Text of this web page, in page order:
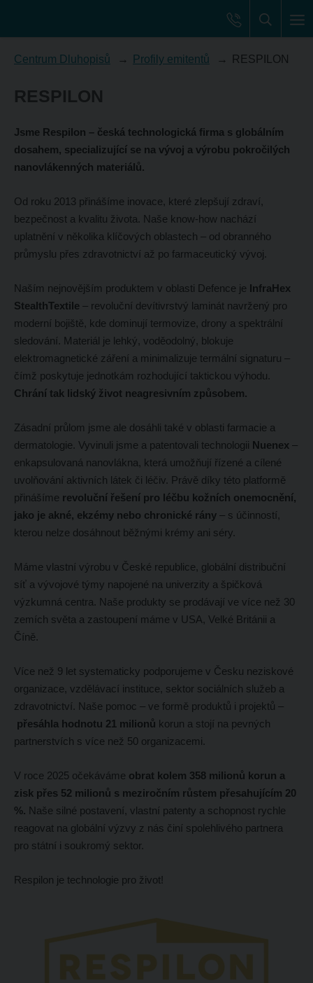
Centrum Dluhopisů Profily emitentů RESPILON
RESPILON
Jsme Respilon – česká technologická firma s globálním
dosahem, specializující se na vývoj a výrobu pokročilých
nanovlákenných materiálů.
Od roku 2013 přinášíme inovace, které zlepšují zdraví,
bezpečnost a kvalitu života. Naše know-how nachází
uplatnění v několika klíčových oblastech – od obranného
průmyslu přes zdravotnictví až po farmaceutický vývoj.
Naším nejnovějším produktem v oblasti Defence je InfraHex
StealthTextile – revoluční devítivrstvý laminát navržený pro
moderní bojiště, kde dominují termovize, drony a spektrální
sledování. Materiál je lehký, voděodolný, blokuje
elektromagnetické záření a minimalizuje termální signaturu –
čímž poskytuje jednotkám rozhodující taktickou výhodu.
Chrání tak lidský život neagresivním způsobem.
Zásadní průlom jsme ale dosáhli také v oblasti farmacie a
dermatologie. Vyvinuli jsme a patentovali technologii Nuenex –
enkapsulovaná nanovlákna, která umožňují řízené a cílené
uvolňování aktivních látek či léčiv. Právě díky této platformě
přinášíme revoluční řešení pro léčbu kožních onemocnění,
jako je akné, ekzémy nebo chronické rány– s účinností,
kterou nelze dosáhnout běžnými krémy ani séry.
Máme vlastní výrobu v České republice, globální distribuční
síť a vývojové týmy napojené na univerzity a špičková
výzkumná centra. Naše produkty se prodávají ve více než 30
zemích světa a zastoupení máme v USA, Velké Británii a
Číně.
Více než 9 let systematicky podporujeme v Česku neziskové
organizace, vzdělávací instituce, sektor sociálních služeb a
zdravotnictví. Naše pomoc – ve formě produktů i projektů –
přesáhla hodnotu 21 milionů korun a stojí na pevných
partnerstvích s více než 50 organizacemi.
V roce 2025 očekáváme obrat kolem 358 milionů korun a
zisk přes 52 milionů s meziročním růstem přesahujícím 20
%. Naše silné postavení, vlastní patenty a schopnost rychle
reagovat na globální výzvy z nás činí spolehlivého partnera
pro státní i soukromý sektor.
Respilon je technologie pro život!